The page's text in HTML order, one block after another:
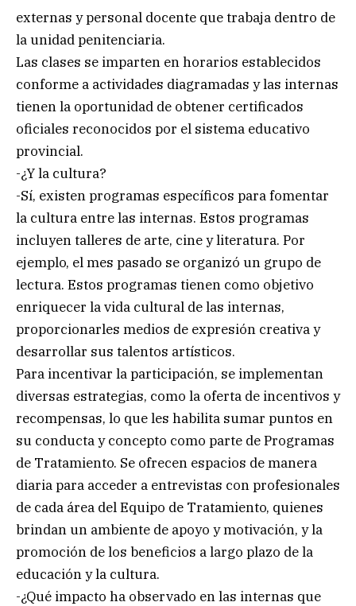
externas y personal docente que trabaja dentro de
la unidad penitenciaria.
Las clases se imparten en horarios establecidos
conforme a actividades diagramadas y las internas
tienen la oportunidad de obtener certificados
oficiales reconocidos por el sistema educativo
provincial.
-¿Y la cultura?
-Sí, existen programas específicos para fomentar
la cultura entre las internas. Estos programas
incluyen talleres de arte, cine y literatura. Por
ejemplo, el mes pasado se organizó un grupo de
lectura. Estos programas tienen como objetivo
enriquecer la vida cultural de las internas,
proporcionarles medios de expresión creativa y
desarrollar sus talentos artísticos.
Para incentivar la participación, se implementan
diversas estrategias, como la oferta de incentivos y
recompensas, lo que les habilita sumar puntos en
su conducta y concepto como parte de Programas
de Tratamiento. Se ofrecen espacios de manera
diaria para acceder a entrevistas con profesionales
de cada área del Equipo de Tratamiento, quienes
brindan un ambiente de apoyo y motivación, y la
promoción de los beneficios a largo plazo de la
educación y la cultura.
-¿Qué impacto ha observado en las internas que